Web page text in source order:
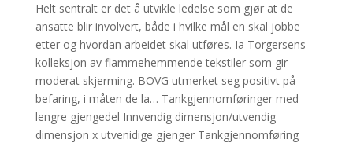
Helt sentralt er det å utvikle ledelse som gjør at de
ansatte blir involvert, både i hvilke mål en skal jobbe
etter og hvordan arbeidet skal utføres. Ia Torgersens
kolleksjon av flammehemmende tekstiler som gir
moderat skjerming. BOVG utmerket seg positivt på
befaring, i måten de la… Tankgjennomføringer med
lengre gjengedel Innvendig dimensjon/utvendig
dimensjon x utvenidige gjenger Tankgjennomføring